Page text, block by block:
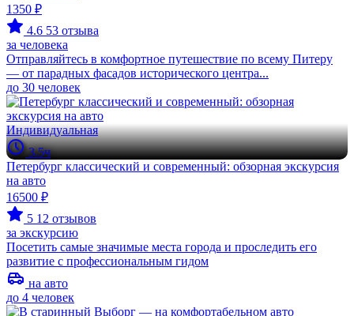
1350 ₽
4.6 53 отзыва
за человека
Отправляйтесь в комфортное путешествие по всему Питеру
— от парадных фасадов исторического центра...
до 30 человек
Индивидуальная
3.5ч
Петербург классический и современный: обзорная экскурсия
на авто
16500 ₽
5 12 отзывов
за экскурсию
Посетить самые значимые места города и проследить его
развитие с профессиональным гидом
на авто
до 4 человек